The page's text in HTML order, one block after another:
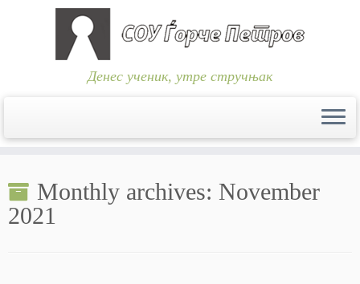
content
Денес ученик, утре стручњак
Monthly archives: November
2021